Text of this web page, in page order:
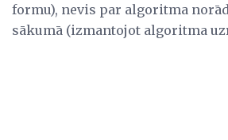
formu), nevis par algoritma
sākumā (izmantojot algoritma